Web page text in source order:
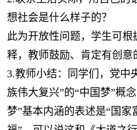
想社会是什么样子的？
此为开放性问题，学生可根
释，教师鼓励、肯定有创意
3.教师小结：同学们，党中
族伟大复兴”的“中国梦”概
梦”基本内涵的表述是“国